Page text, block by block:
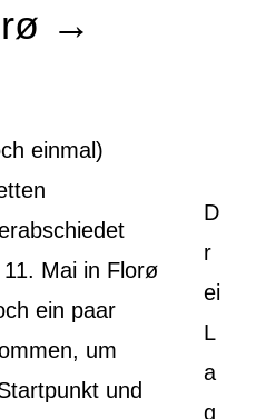
→
D
r
ei
L
a
g
einmal)
Mai in Florø
ein paar
um
und